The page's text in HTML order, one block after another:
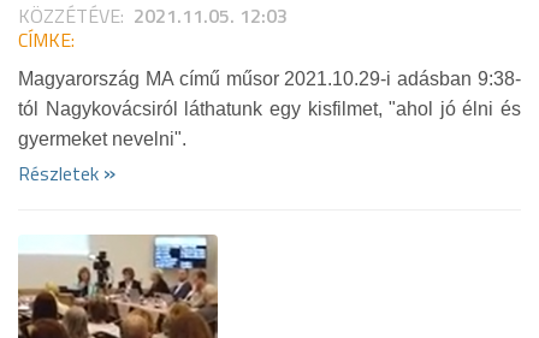
KÖZZÉTÉVE: 2021.11.05. 12:03
CÍMKE:
Magyarország MA című műsor 2021.10.29-i adásban 9:38-
tól Nagykovácsiról láthatunk egy kisfilmet, "ahol jó élni és
gyermeket nevelni".
Részletek »